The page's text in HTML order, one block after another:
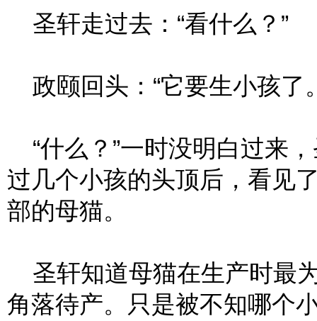
圣轩走过去：“看什么？”
政颐回头：“它要生小孩了
“什么？”一时没明白过来
过几个小孩的头顶后，看见
部的母猫。
圣轩知道母猫在生产时最
角落待产。只是被不知哪个